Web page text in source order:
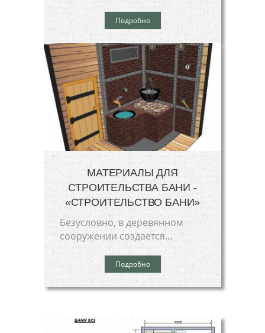
Подробно
МАТЕРИАЛЫ ДЛЯ
СТРОИТЕЛЬСТВА БАНИ -
«СТРОИТЕЛЬСТВО БАНИ»
Безусловно, в деревянном
сооружении создается...
Подробно